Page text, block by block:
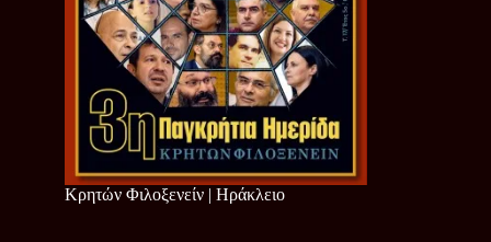
Κρητών Φιλοξενείν | Ηράκλειο